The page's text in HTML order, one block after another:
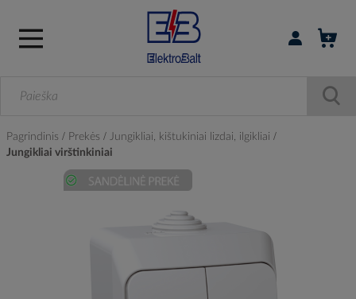
Prisijungti /
Pagrindinis Prekės
Jungikliai, kištukiniai lizdai, ilgikliai
Jungikliai virštinkiniai